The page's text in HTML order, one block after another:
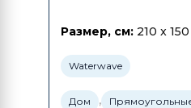
Размер, см: 210 x
Waterwave
Дом ,